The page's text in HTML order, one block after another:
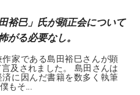
裕巳」氏が顕正会について
がる必要なし。
家である島田裕巳さんが顕
及されました。 島田さんは
済に因んだ書籍を数多く執筆
もそ...